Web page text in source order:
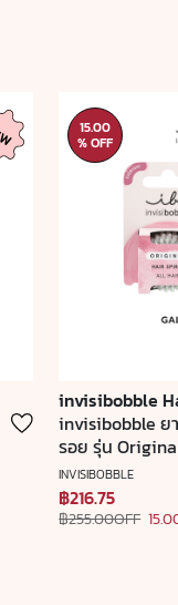
invisibobble
invisibobble ย
รอย รุ่น
นำเข้าจากเยอร
ชิ้น)
INVISIBOBBLE
฿216.75
฿255.00OFF
15.00
% OFF